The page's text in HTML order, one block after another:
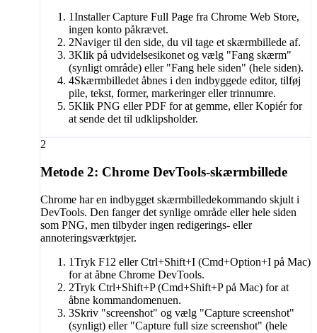
1Installer Capture Full Page fra Chrome Web Store,
ingen konto påkrævet.
2Naviger til den side, du vil tage et skærmbillede af.
3Klik på udvidelsesikonet og vælg "Fang skærm"
(synligt område) eller "Fang hele siden" (hele siden).
4Skærmbilledet åbnes i den indbyggede editor, tilføj
pile, tekst, former, markeringer eller trinnumre.
5Klik PNG eller PDF for at gemme, eller Kopiér for
at sende det til udklipsholder.
2
Metode 2: Chrome DevTools-skærmbillede
Chrome har en indbygget skærmbilledekommando skjult i
DevTools. Den fanger det synlige område eller hele siden
som PNG, men tilbyder ingen redigerings- eller
annoteringsværktøjer.
1Tryk F12 eller Ctrl+Shift+I (Cmd+Option+I på Mac)
for at åbne Chrome DevTools.
2Tryk Ctrl+Shift+P (Cmd+Shift+P på Mac) for at
åbne kommandomenuen.
3Skriv "screenshot" og vælg "Capture screenshot"
(synligt) eller "Capture full size screenshot" (hele